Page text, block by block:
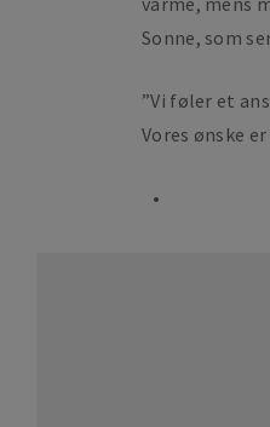
Sonne, som
”Vi føler et
Vores ønske